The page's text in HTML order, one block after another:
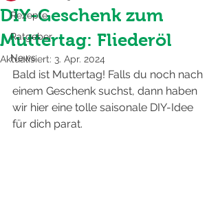
Rezepte
Ratgeber
News
DIY-Geschenk zum
Muttertag: Fliederöl
Aktualisiert: 3. Apr. 2024
Bald ist Muttertag! Falls du noch nach
einem Geschenk suchst, dann haben
wir hier eine tolle saisonale DIY-Idee
für dich parat.